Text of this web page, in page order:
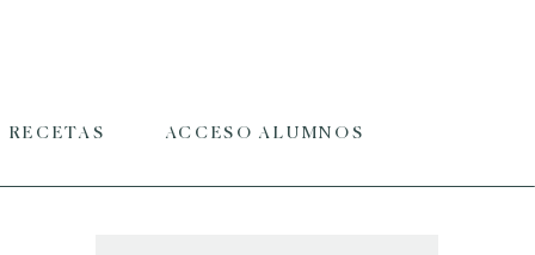
RECETAS ACCESO ALUMNOS